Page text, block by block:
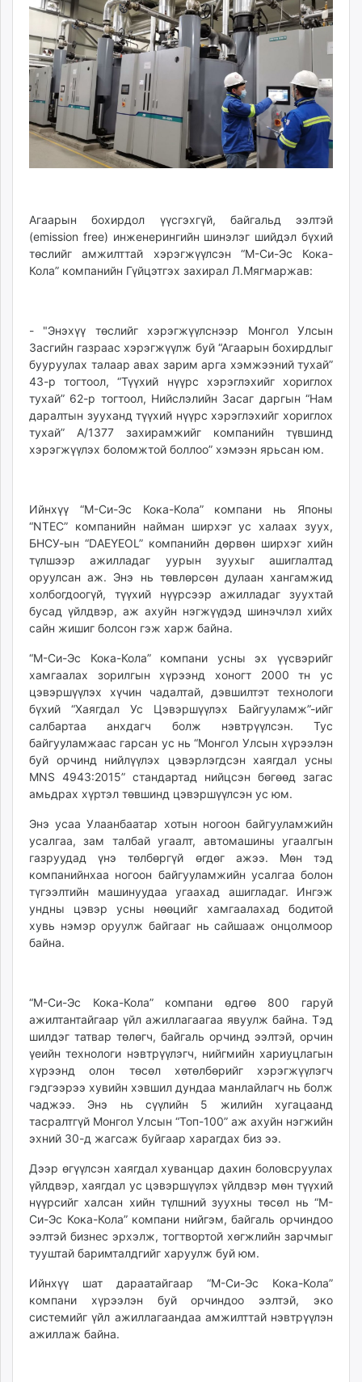
Агаарын бохирдол үүсгэхгүй, байгальд ээлтэй
(emission free) инженерингийн шинэлэг шийдэл бүхий
төслийг амжилттай хэрэгжүүлсэн “М-Си-Эс Кока-
Кола” компанийн Гүйцэтгэх захирал Л.Мягмаржав:
- "Энэхүү төслийг хэрэгжүүлснээр Монгол Улсын
Засгийн газраас хэрэгжүүлж буй “Агаарын бохирдлыг
бууруулах талаар авах зарим арга хэмжээний тухай”
43-р тогтоол, “Түүхий нүүрс хэрэглэхийг хориглох
тухай” 62-р тогтоол, Нийслэлийн Засаг даргын “Нам
даралтын зууханд түүхий нүүрс хэрэглэхийг хориглох
тухай” А/1377 захирамжийг компанийн түвшинд
хэрэгжүүлэх боломжтой боллоо” хэмээн ярьсан юм.
Ийнхүү “М-Си-Эс Кока-Кола” компани нь Японы
“NTEC” компанийн найман ширхэг ус халаах зуух,
БНСУ-ын “DAEYEOL” компанийн дөрвөн ширхэг хийн
түлшээр ажилладаг уурын зуухыг ашиглалтад
оруулсан аж. Энэ нь төвлөрсөн дулаан хангамжид
холбогдоогүй, түүхий нүүрсээр ажилладаг зуухтай
бусад үйлдвэр, аж ахуйн нэгжүүдэд шинэчлэл хийх
сайн жишиг болсон гэж харж байна.
“М-Си-Эс Кока-Кола” компани усны эх үүсвэрийг
хамгаалах зорилгын хүрээнд хоногт 2000 тн ус
цэвэршүүлэх хүчин чадалтай, дэвшилтэт технологи
бүхий “Хаягдал Ус Цэвэршүүлэх Байгууламж”-ийг
салбартаа анхдагч болж нэвтрүүлсэн. Тус
байгууламжаас гарсан ус нь “Монгол Улсын хүрээлэн
буй орчинд нийлүүлэх цэвэрлэгдсэн хаягдал усны
MNS 4943:2015” стандартад нийцсэн бөгөөд загас
амьдрах хүртэл төвшинд цэвэршүүлсэн ус юм.
Энэ усаа Улаанбаатар хотын ногоон байгууламжийн
усалгаа, зам талбай угаалт, автомашины угаалгын
газруудад үнэ төлбөргүй өгдөг ажээ. Мөн тэд
компанийнхаа ногоон байгууламжийн усалгаа болон
түгээлтийн машинуудаа угаахад ашигладаг. Ингэж
ундны цэвэр усны нөөцийг хамгаалахад бодитой
хувь нэмэр оруулж байгааг нь сайшааж онцолмоор
байна.
“М-Си-Эс Кока-Кола” компани өдгөө 800 гаруй
ажилтантайгаар үйл ажиллагаагаа явуулж байна. Тэд
шилдэг татвар төлөгч, байгаль орчинд ээлтэй, орчин
үеийн технологи нэвтрүүлэгч, нийгмийн хариуцлагын
хүрээнд олон төсөл хөтөлбөрийг хэрэгжүүлэгч
гэдгээрээ хувийн хэвшил дундаа манлайлагч нь болж
чаджээ. Энэ нь сүүлийн 5 жилийн хугацаанд
тасралтгүй Монгол Улсын “Топ-100” аж ахуйн нэгжийн
эхний 30-д жагсаж буйгаар харагдах биз ээ.
Дээр өгүүлсэн хаягдал хуванцар дахин боловсруулах
үйлдвэр, хаягдал ус цэвэршүүлэх үйлдвэр мөн түүхий
нүүрсийг халсан хийн түлшний зуухны төсөл нь “М-
Си-Эс Кока-Кола” компани нийгэм, байгаль орчиндоо
ээлтэй бизнес эрхэлж, тогтвортой хөгжлийн зарчмыг
тууштай баримталдгийг харуулж буй юм.
Ийнхүү шат дараатайгаар “М-Си-Эс Кока-Кола”
компани хүрээлэн буй орчиндоо ээлтэй, эко
системийг үйл ажиллагаандаа амжилттай нэвтрүүлэн
ажиллаж байна.